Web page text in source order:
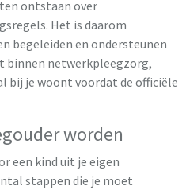
ontstaan over
Het is daarom
begeleiden en ondersteunen
binnen netwerkpleegzorg,
bij je woont voordat de officiële
worden
een kind uit je eigen
stappen die je moet